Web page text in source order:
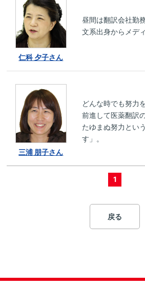
仁科 夕子さん
昼間は翻訳会社勤
文系出身からメデ
三浦 朋子さん
どんな時でも努力
前進して医薬翻訳
たゆまぬ努力とい
す」。
1
戻る